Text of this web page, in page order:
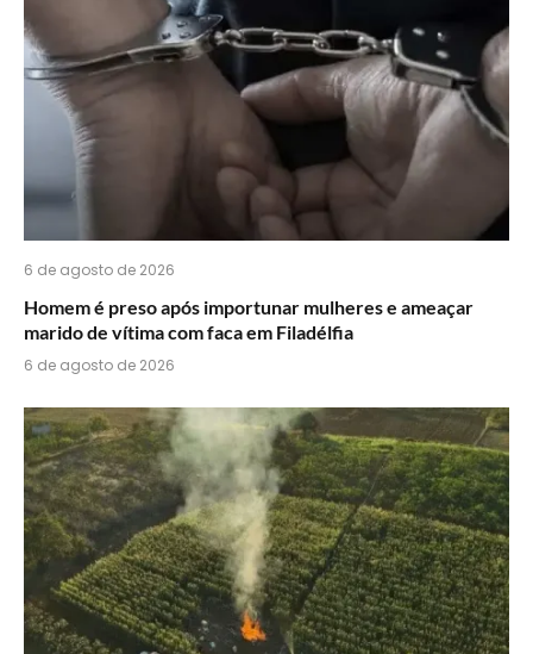
6 de agosto de 2026
Homem é preso após importunar mulheres e ameaçar
marido de vítima com faca em Filadélfia
6 de agosto de 2026